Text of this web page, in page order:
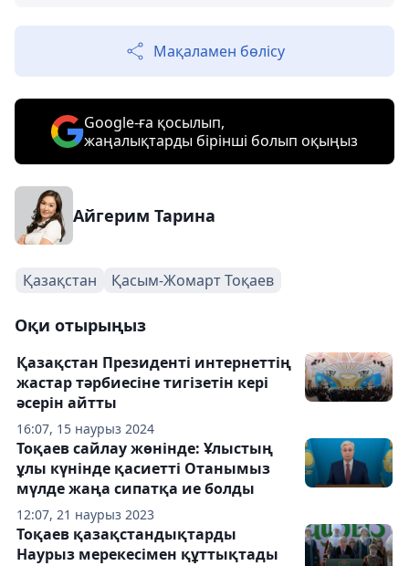
Мақаламен бөлісу
Google-ға қосылып,
жаңалықтарды бірінші болып оқыңыз
Айгерим Тарина
Қазақстан Қасым-Жомарт Тоқаев
Оқи отырыңыз
16:07, 15 наурыз 2024
Қазақстан Президенті интернеттің
жастар тәрбиесіне тигізетін кері
әсерін айтты
12:07, 21 наурыз 2023
Тоқаев сайлау жөнінде: Ұлыстың
ұлы күнінде қасиетті Отанымыз
мүлде жаңа сипатқа ие болды
Тоқаев қазақстандықтарды
Наурыз мерекесімен құттықтады